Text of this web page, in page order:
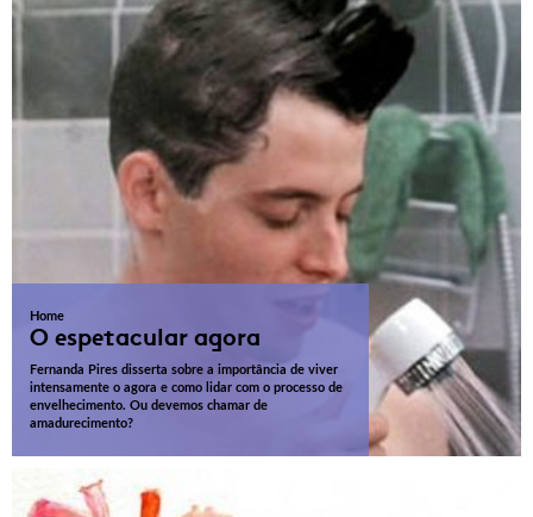
Home
O espetacular agora
Fernanda Pires disserta sobre a importância de viver
intensamente o agora e como lidar com o processo de
envelhecimento. Ou devemos chamar de
amadurecimento?